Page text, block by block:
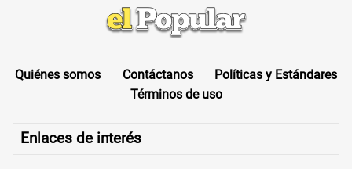
Quiénes somos Contáctanos
Políticas y Estándares
Términos de uso
Enlaces de interés